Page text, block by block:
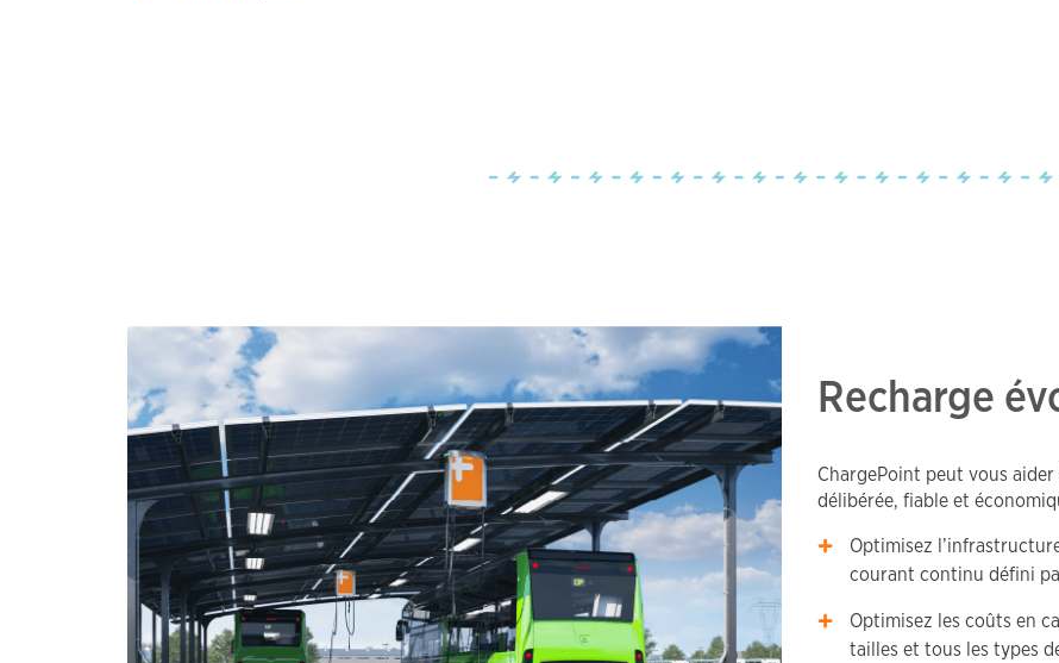
Recharge
ChargePoint peut vous
délibérée, fiable et
Optimisez
courant continu défini
Optimisez les coûts en
tailles et tous les types